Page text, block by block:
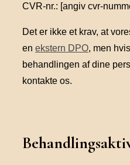
CVR-nr.: [angiv cvr-
Det er ikke et krav, at
en ekstern DPO, men
behandlingen af dine
kontakte os.